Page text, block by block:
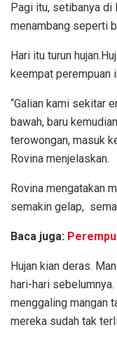
Pagi itu, setibanya di
menambang seperti
Hari itu turun
keempat perempuan
“Galian kami sekitar
bawah, baru
terowongan, masuk
Rovina menjelaskan.
Rovina mengatakan
semakin gelap,
Baca juga:
Hujan kian deras.
hari-hari
menggaling mangan
mereka sudah tak